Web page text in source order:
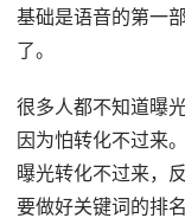
基础是语音的第一
了。
很多人都不知道曝
因为怕转化不过来
曝光转化不过来，
要做好关键词的排